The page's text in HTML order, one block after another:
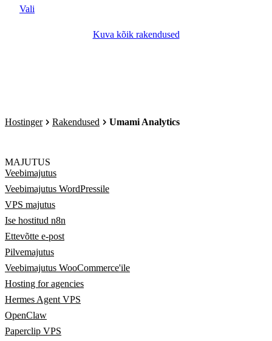
Vali
Kuva kõik rakendused
Hostinger Rakendused Umami Analytics
MAJUTUS
Veebimajutus
Veebimajutus WordPressile
VPS majutus
Ise hostitud n8n
Ettevõtte e-post
Pilvemajutus
Veebimajutus WooCommerce'ile
Hosting for agencies
Hermes Agent VPS
OpenClaw
Paperclip VPS